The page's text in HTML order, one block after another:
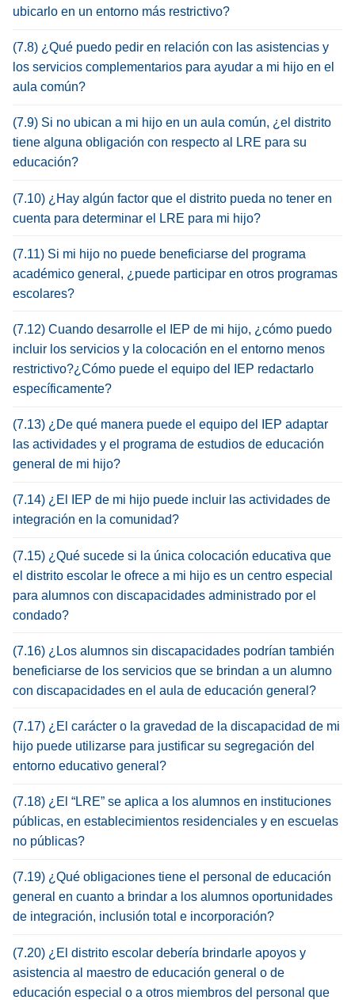
ubicarlo en un entorno más restrictivo?
(7.8) ¿Qué puedo pedir en relación con las asistencias y
los servicios complementarios para ayudar a mi hijo en el
aula común?
(7.9) Si no ubican a mi hijo en un aula común, ¿el distrito
tiene alguna obligación con respecto al LRE para su
educación?
(7.10) ¿Hay algún factor que el distrito pueda no tener en
cuenta para determinar el LRE para mi hijo?
(7.11) Si mi hijo no puede beneficiarse del programa
académico general, ¿puede participar en otros programas
escolares?
(7.12) Cuando desarrolle el IEP de mi hijo, ¿cómo puedo
incluir los servicios y la colocación en el entorno menos
restrictivo?¿Cómo puede el equipo del IEP redactarlo
específicamente?
(7.13) ¿De qué manera puede el equipo del IEP adaptar
las actividades y el programa de estudios de educación
general de mi hijo?
(7.14) ¿El IEP de mi hijo puede incluir las actividades de
integración en la comunidad?
(7.15) ¿Qué sucede si la única colocación educativa que
el distrito escolar le ofrece a mi hijo es un centro especial
para alumnos con discapacidades administrado por el
condado?
(7.16) ¿Los alumnos sin discapacidades podrían también
beneficiarse de los servicios que se brindan a un alumno
con discapacidades en el aula de educación general?
(7.17) ¿El carácter o la gravedad de la discapacidad de mi
hijo puede utilizarse para justificar su segregación del
entorno educativo general?
(7.18) ¿El “LRE” se aplica a los alumnos en instituciones
públicas, en establecimientos residenciales y en escuelas
no públicas?
(7.19) ¿Qué obligaciones tiene el personal de educación
general en cuanto a brindar a los alumnos oportunidades
de integración, inclusión total e incorporación?
(7.20) ¿El distrito escolar debería brindarle apoyos y
asistencia al maestro de educación general o de
educación especial o a otros miembros del personal que